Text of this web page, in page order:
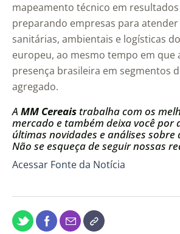
mapeamento técnico em
preparando empresas para atender
sanitárias, ambientais e logísticas
europeu, ao mesmo tempo em que
presença brasileira em segmentos
agregado.
A MM Cereais trabalha com os
mercado e também deixa você por
últimas novidades e análises sobre
Não se esqueça de seguir nossas
Acessar Fonte da Notícia